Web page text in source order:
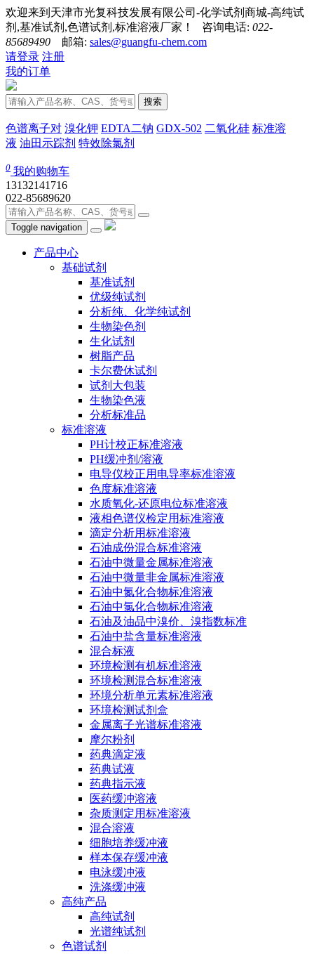
欢迎来到天津市光复科技发展有限公司-化学试剂商城-高纯试
剂,基准试剂,色谱试剂,标准溶液厂家！ 咨询电话: 022-
85689490 邮箱: sales@guangfu-chem.com
请登录 注册
我的订单
搜索
色谱离子对 溴化钾 EDTA二钠 GDX-502 二氧化硅 标准溶
液 油田示踪剂 特效除氯剂
0 我的购物车
13132141716
022-85689620
Toggle navigation
产品中心
基础试剂
基准试剂
优级纯试剂
分析纯、化学纯试剂
生物染色剂
生化试剂
树脂产品
卡尔费休试剂
试剂大包装
生物染色液
分析标准品
标准溶液
PH计校正标准溶液
PH缓冲剂/溶液
电导仪校正用电导率标准溶液
色度标准溶液
水质氧化-还原电位标准溶液
液相色谱仪检定用标准溶液
滴定分析用标准溶液
石油成份混合标准溶液
石油中微量金属标准溶液
石油中微量非金属标准溶液
石油中氮化合物标准溶液
石油中氯化合物标准溶液
石油及油品中溴价、溴指数标准
石油中盐含量标准溶液
混合标液
环境检测有机标准溶液
环境检测混合标准溶液
环境分析单元素标准溶液
环境检测试剂盒
金属离子光谱标准溶液
摩尔粉剂
药典滴定液
药典试液
药典指示液
医药缓冲溶液
杂质测定用标准溶液
混合溶液
细胞培养缓冲液
样本保存缓冲液
电泳缓冲液
洗涤缓冲液
高纯产品
高纯试剂
光谱纯试剂
色谱试剂